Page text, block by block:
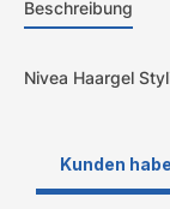
Beschreibung
Nivea Haargel
Kunden